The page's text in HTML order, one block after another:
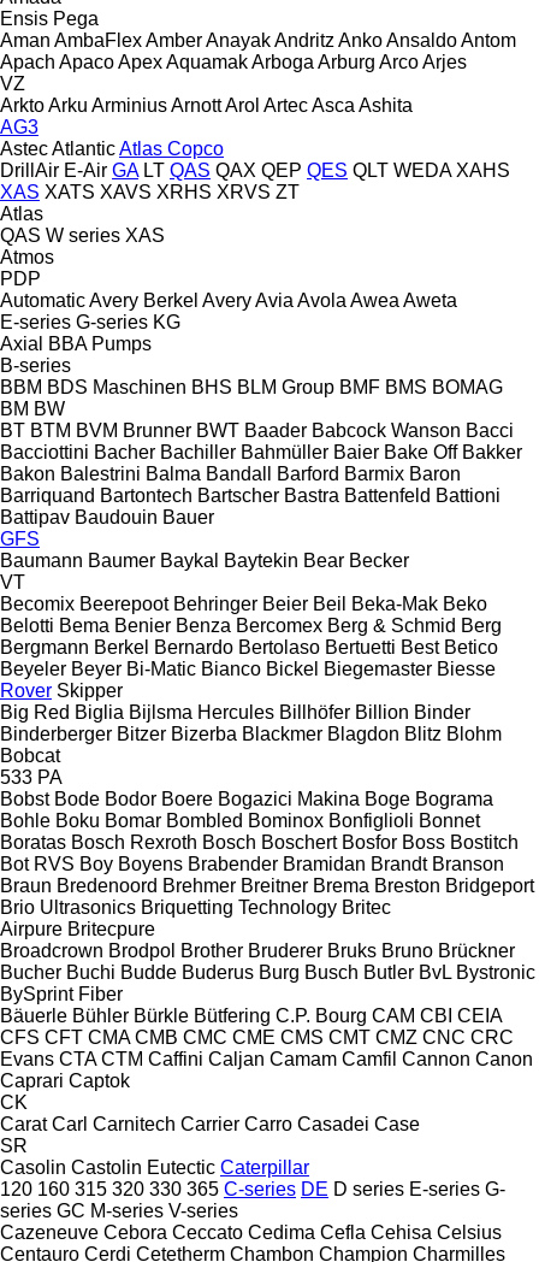
Ensis Pega
Aman AmbaFlexAmberAnayakAndritz AnkoAnsaldoAntom
Apach ApacoApexAquamakArboga Arburg ArcoArjes
VZ
ArktoArku ArminiusArnottArol ArtecAsca Ashita
AG3
AstecAtlanticAtlas Copco
DrillAir E-Air GA LT QAS QAX QEP QES QLT WEDA XAHS
XAS XATS XAVS XRHS XRVS ZT
Atlas
QAS W series XAS
Atmos
PDP
AutomaticAvery Berkel AveryAvia Avola Awea Aweta
E-series G-series KG
Axial
BBA Pumps
B-series
BBM BDS Maschinen BHS BLM Group BMF BMS BOMAG
BM BW
BT BTM BVM Brunner BWT Baader Babcock Wanson Bacci
Bacciottini Bacher Bachiller Bahmüller Baier Bake Off Bakker
Bakon Balestrini Balma Bandall Barford Barmix Baron
Barriquand Bartontech Bartscher Bastra Battenfeld Battioni
Battipav Baudouin Bauer
GFS
Baumann Baumer Baykal Baytekin Bear Becker
VT
Becomix Beerepoot Behringer Beier Beil Beka-Mak Beko
Belotti Bema Benier Benza Bercomex Berg & Schmid Berg
Bergmann Berkel Bernardo Bertolaso Bertuetti Best Betico
Beyeler Beyer Bi-Matic Bianco Bickel Biegemaster Biesse
Rover Skipper
Big Red Biglia Bijlsma Hercules Billhöfer Billion Binder
Binderberger Bitzer Bizerba Blackmer Blagdon Blitz Blohm
Bobcat
533 PA
Bobst Bode Bodor Boere Bogazici Makina Boge Bograma
Bohle Boku Bomar Bombled Bominox Bonfiglioli Bonnet
Boratas Bosch Rexroth Bosch Boschert Bosfor Boss Bostitch
Bot RVS Boy Boyens Brabender Bramidan Brandt Branson
Braun Bredenoord Brehmer Breitner Brema Breston Bridgeport
Brio Ultrasonics Briquetting Technology Britec
Airpure Britecpure
Broadcrown Brodpol Brother Bruderer Bruks Bruno Brückner
Bucher Buchi Budde Buderus Burg Busch Butler BvL Bystronic
BySprint Fiber
Bäuerle Bühler Bürkle Bütfering C.P. Bourg CAM CBI CEIA
CFS CFT CMA CMB CMC CME CMS CMT CMZ CNC CRC
Evans CTA CTM Caffini Caljan Camam Camfil Cannon Canon
Caprari Captok
CK
Carat Carl Carnitech Carrier Carro Casadei Case
SR
Casolin Castolin Eutectic Caterpillar
120 160 315 320 330 365 C-series DE D series E-series G-
series GC M-series V-series
Cazeneuve Cebora Ceccato Cedima Cefla Cehisa Celsius
Centauro Cerdi Cetetherm Chambon Champion Charmilles